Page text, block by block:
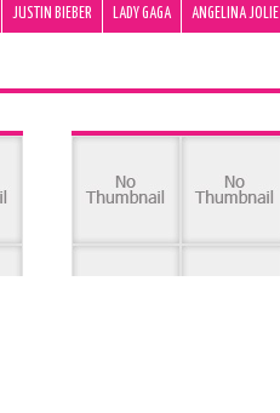
JUSTIN BIEBER LADY GAGA ANGELINA JOLIE